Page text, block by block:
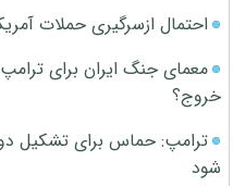
احتمال ازسرگیری حملات
معمای جنگ ایران برای
خروج؟
ترامپ: حماس برای تشکیل
شود